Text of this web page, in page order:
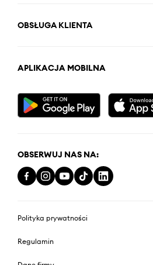
OBSŁUGA KLIENTA
APLIKACJA MOBILNA
OBSERWUJ NAS NA:
Polityka prywatności
Regulamin